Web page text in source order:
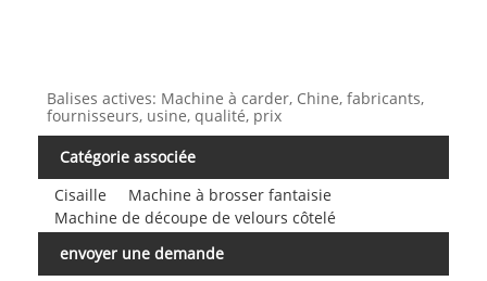
Balises actives: Machine à carder, Chine, fabricants,
fournisseurs, usine, qualité, prix
Catégorie associée
Cisaille
Machine à brosser fantaisie
Machine de découpe de velours côtelé
envoyer une demande